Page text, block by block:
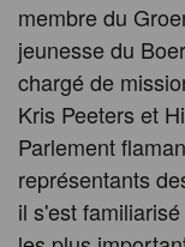
membre du
jeunesse du
chargé de
Kris Peeters et
Parlement
représentants
il s'est